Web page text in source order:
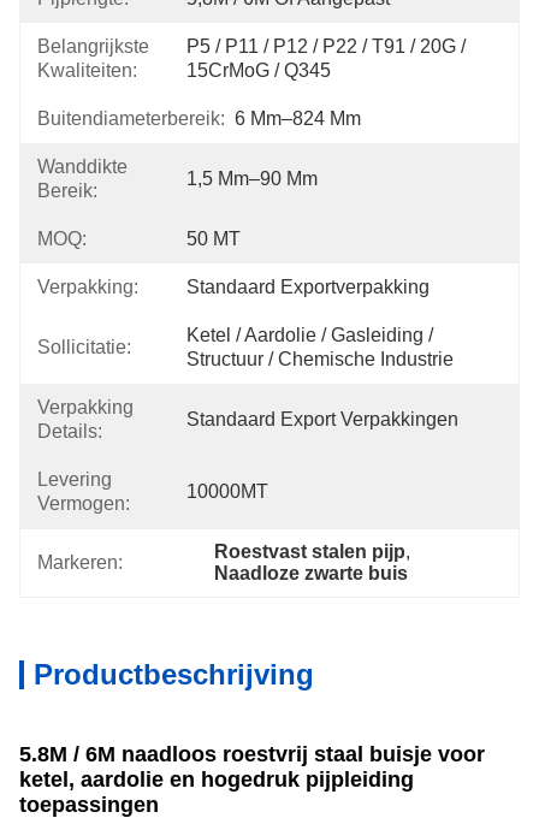
Belangrijkste
Kwaliteiten:
P5 / P11 / P12 / P22 / T91 / 20G /
15CrMoG / Q345
Buitendiameterbereik: 6 Mm–824 Mm
Wanddikte
Bereik:
1,5 Mm–90 Mm
MOQ: 50 MT
Verpakking: Standaard Exportverpakking
Sollicitatie:
Ketel / Aardolie / Gasleiding /
Structuur / Chemische Industrie
Verpakking
Details:
Standaard Export Verpakkingen
Levering
Vermogen:
10000MT
Markeren:
Roestvast stalen pijp,
Naadloze zwarte buis
Productbeschrijving
5.8M / 6M naadloos roestvrij staal buisje voor
ketel, aardolie en hogedruk pijpleiding
toepassingen